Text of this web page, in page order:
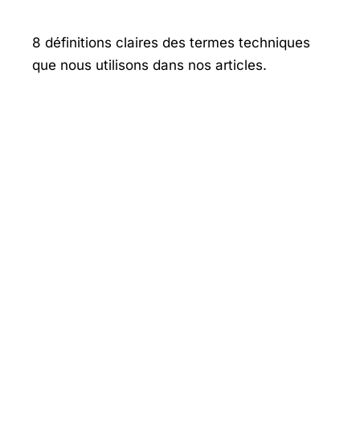
8 définitions claires des termes techniques
que nous utilisons dans nos articles.